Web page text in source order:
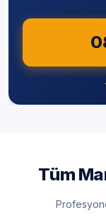
Şişli
Tuzla
Üsküdar
Zeytinburnu
Tüm